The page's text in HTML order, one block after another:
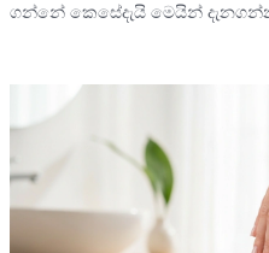
ගන්නේ කෙසේදැයි මෙයින්